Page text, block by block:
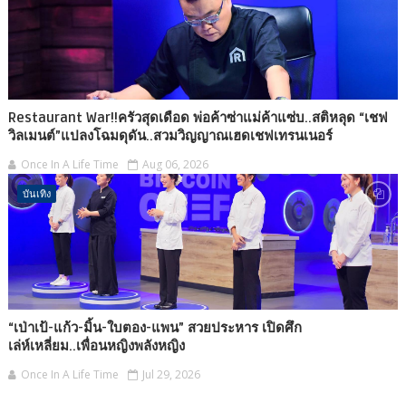
Restaurant War!!ครัวสุดเดือด พ่อค้าซ่าแม่ค้าแซ่บ..สติหลุด “เชฟ
วิลเมนต์”แปลงโฉมดุดัน..สวมวิญญาณเฮดเชฟเทรนเนอร์
Once In A Life Time Aug 06, 2026
บันเทิง
“เป่าเป้-แก้ว-มิ้น-ใบตอง-แพน” สวยประหาร เปิดศึก
เล่ห์เหลี่ยม..เพื่อนหญิงพลังหญิง
Once In A Life Time Jul 29, 2026